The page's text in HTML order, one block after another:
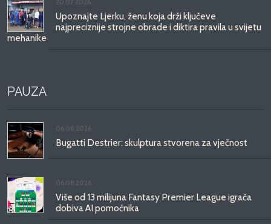
20.07.2026.
Upoznajte Ljerku, ženu koja drži ključeve
najpreciznije strojne obrade i diktira pravila u svijetu
mehanike
PAUZA
06.08.2026.
Bugatti Destrier: skulptura stvorena za vječnost
06.08.2026.
Više od 13 milijuna Fantasy Premier League igrača
dobiva AI pomoćnika